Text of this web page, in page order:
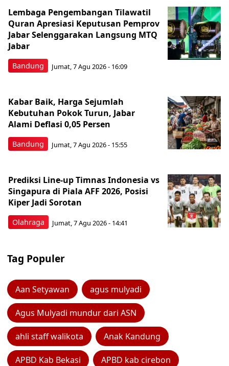
Bandung
Lembaga Pengembangan Tilawatil
Quran Apresiasi Keputusan Pemprov
Jabar Selenggarakan Langsung MTQ
Jabar
Jumat, 7 Agu 2026 - 16:09
Bandung
Kabar Baik, Harga Sejumlah
Kebutuhan Pokok Turun, Jabar
Alami Deflasi 0,05 Persen
Jumat, 7 Agu 2026 - 15:55
Olahraga
Prediksi Line-up Timnas Indonesia vs
Singapura di Piala AFF 2026, Posisi
Kiper Jadi Sorotan
Jumat, 7 Agu 2026 - 14:41
Tag Populer
Aan Setyawan agus mulyadi
Agus Mulyadi mundur dari ASN
ahli staff walikota Anak Kandung
APBD Kab Bekasi APBD kab cirebon